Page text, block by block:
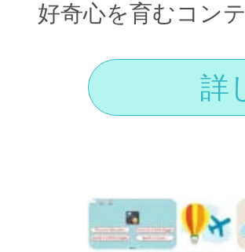
好奇心を育むコン
詳